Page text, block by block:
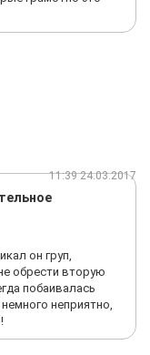
11:39 24.03.2017
он груп,
обрести вторую
побаивалась
неприятно,